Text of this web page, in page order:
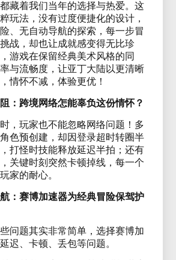
藏着我们当年的选择与热爱。这
玩法，没有过度便捷化的设计，
、无自动导航的探索，每一步冒
战，却也让成就感变得无比珍
游戏在保留经典美术风格的同
与流畅度，让亚丁大陆以更清晰
情怀不减，体验更优！
：跨境网络怎能辜负这份情怀？
，玩家也不能忽略网络问题！多
色预创建，却因登录超时转圈半
打怪时技能释放延迟半拍；还有
关键时刻突然卡顿掉线，每一个
家的耐心。
：赛博加速器为经典冒险保驾护
问题其实非常简单，选择赛博加
迟、卡顿、丢包等问题。